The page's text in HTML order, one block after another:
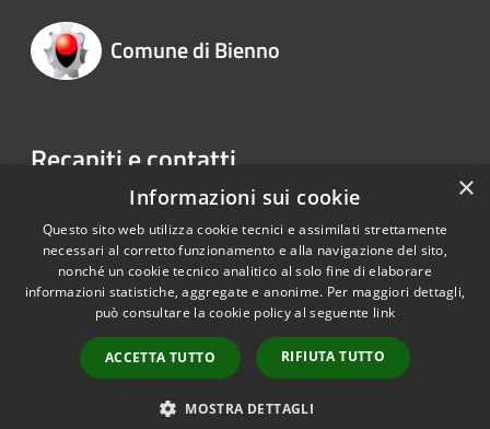
Comune di Bienno
Recapiti e contatti
Piazza Liberazione 1 25040 Bienno BS
Telefono:0364 40001
RSS
Accessibilità
Copyright © 2026 • Comune di
Municipium•
Accesso
redazione
×
Informazioni sui cookie
Questo sito web utilizza cookie tecnici e assimilati strettamente
necessari al corretto funzionamento e alla navigazione del sito,
nonché un cookie tecnico analitico al solo fine di elaborare
informazioni statistiche, aggregate e anonime. Per maggiori dettagli,
può consultare la cookie policy al seguente link
ACCETTA TUTTO RIFIUTA TUTTO
MOSTRA DETTAGLI